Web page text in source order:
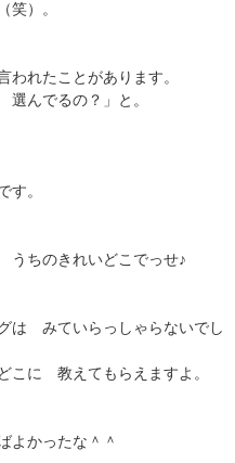
）。
れたことがあります。
んでるの？」と。
。
ちのきれいどこでっせ♪
みていらっしゃらないでし
こに 教えてもらえますよ。
かったな＾＾